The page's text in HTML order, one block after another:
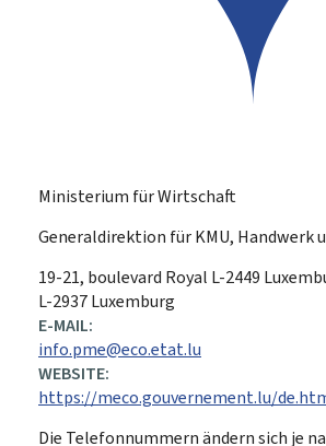
Ministerium für Wirtschaft
Generaldirektion für KMU, Handwerk
ADRESSE:
19-21, boulevard Royal L-2449
L-2937 Luxemburg
E-MAIL:
info.pme@eco.etat.lu
WEBSITE:
https://meco.gouvernement.lu/
Die Telefonnummern ändern sich je